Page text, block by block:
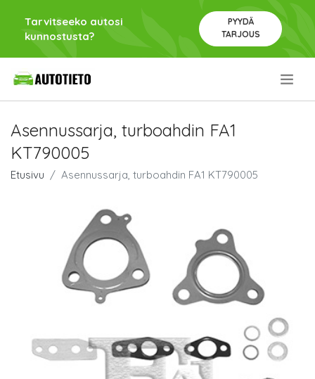
Tarvitseeko autosi
kunnostusta?
PYYDÄ
TARJOUS
Asennussarja, turboahdin FA1
KT790005
Etusivu Asennussarja, turboahdin FA1 KT790005